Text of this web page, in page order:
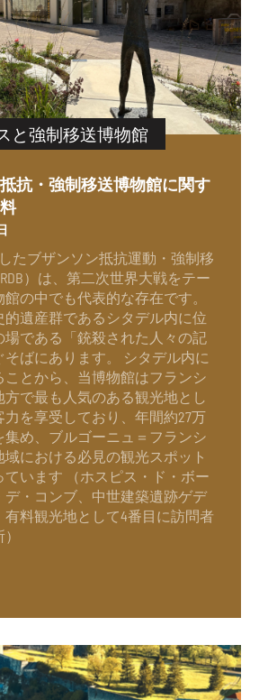
と強制移送博物館
抗・強制移送博物館に関す
したブザンソン抵抗運動・強制移
）は、第二次世界大戦をテー
の中でも代表的な存在です。
的遺産群であるシタデル内に位
場である「銃殺された人々の記
ばにあります。 シタデル内に
ことから、当博物館はフランシ
方で最も人気のある観光地とし
力を享受しており、年間約27万
集め、ブルゴーニュ＝フランシ
域における必見の観光スポット
ています （ホスピス・ド・ボー
デ・コンブ、中世建築遺跡ゲデ
有料観光地として4番目に訪問者